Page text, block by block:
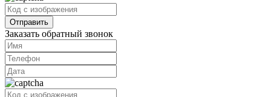
Заказать обратный звонок